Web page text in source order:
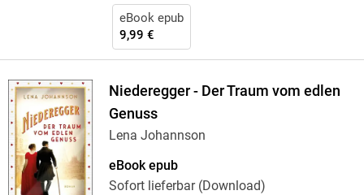
eBook epub
9,99 €
Niederegger - Der Traum vom edlen
Genuss
Lena Johannson
eBook epub
Sofort lieferbar (Download)